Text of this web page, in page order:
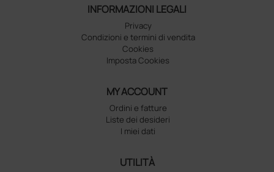
INFORMAZIONI LEGALI
Privacy
Condizioni e termini di vendita
Cookies
Imposta Cookies
MY ACCOUNT
Ordini e fatture
Liste dei desideri
I miei dati
UTILITÀ